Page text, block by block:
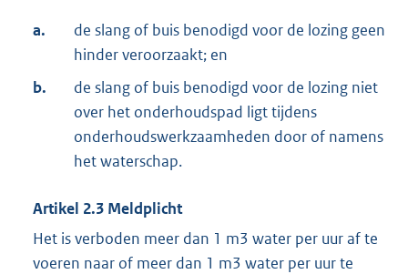
a.
de slang of buis benodigd voor de lozing geen
hinder veroorzaakt; en
b.
de slang of buis benodigd voor de lozing niet
over het onderhoudspad ligt tijdens
onderhoudswerkzaamheden door of namens
het waterschap.
Artikel 2.3 Meldplicht
Het is verboden meer dan 1 m3 water per uur af te
voeren naar of meer dan 1 m3 water per uur te